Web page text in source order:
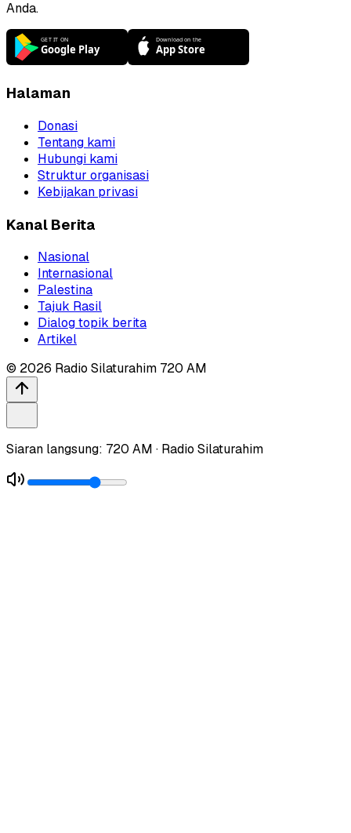
Anda.
Halaman
Donasi
Tentang kami
Hubungi kami
Struktur organisasi
Kebijakan privasi
Kanal Berita
Nasional
Internasional
Palestina
Tajuk Rasil
Dialog topik berita
Artikel
© 2026 Radio Silaturahim 720 AM
Siaran langsung: 720 AM · Radio Silaturahim